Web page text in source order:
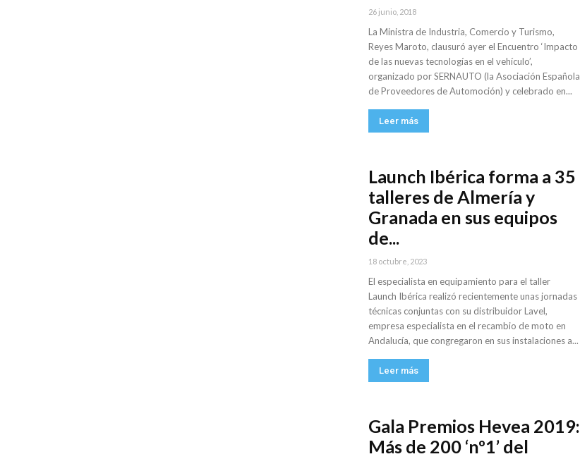
26 junio, 2018
La Ministra de Industria, Comercio y Turismo,
Reyes Maroto, clausuró ayer el Encuentro ‘Impacto
de las nuevas tecnologías en el vehículo’,
organizado por SERNAUTO (la Asociación Española
de Proveedores de Automoción) y celebrado en...
Leer más
Launch Ibérica forma a 35
talleres de Almería y
Granada en sus equipos
de...
18 octubre, 2023
El especialista en equipamiento para el taller
Launch Ibérica realizó recientemente unas jornadas
técnicas conjuntas con su distribuidor Lavel,
empresa especialista en el recambio de moto en
Andalucía, que congregaron en sus instalaciones a...
Leer más
Gala Premios Hevea 2019:
Más de 200 ‘nº1’ del